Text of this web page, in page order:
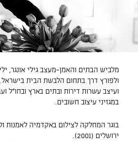
ולפורץ דרך בתחום הלבשת הבית
ועיצב עשרות דירות ובתים בארץ ובחו"ל
במגזיני עיצוב חשובים.
בוגר המחלקה לצילום באקדמיה לאמנות
ירושלים (2001).